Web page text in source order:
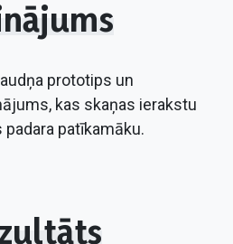
prototips un
kas skaņas ierakstu
padara patīkamāku.